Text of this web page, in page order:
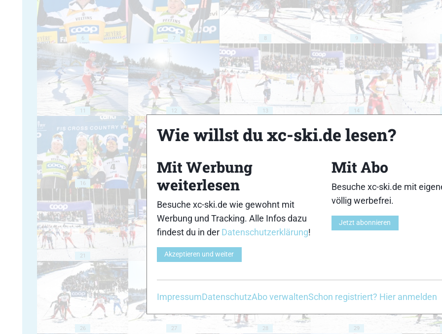
6 7 8 9
11 12 13 14
16 17 19
21 22
26 27 28 29
Wie willst du xc-ski.de lesen?
Mit Werbung
weiterlesen
Besuche xc-ski.de wie gewohnt mit
Werbung und Tracking. Alle Infos dazu
findest du in der Datenschutzerklärung!
Akzeptieren und weiter
Mit Abo
Besuche xc-ski.de mit
völlig werbefrei.
Jetzt abonnieren
ImpressumDatenschutzAbo verwaltenSchon registriert? Hier anmelden